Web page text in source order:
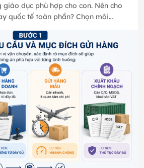
dục phù hợp cho con. Nên cho
quốc tế toàn phần? Chọn môi